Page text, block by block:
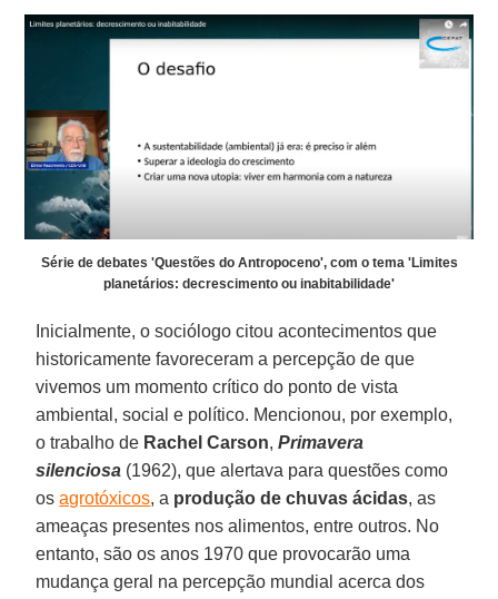
Série de debates 'Questões do Antropoceno', com o tema 'Limites
planetários: decrescimento ou inabitabilidade'
Inicialmente, o sociólogo citou acontecimentos que
historicamente favoreceram a percepção de que
vivemos um momento crítico do ponto de vista
ambiental, social e político. Mencionou, por exemplo,
o trabalho de Rachel Carson,Primavera
silenciosa (1962), que alertava para questões como
osagrotóxicos, a produção de chuvas ácidas, as
ameaças presentes nos alimentos, entre outros. No
entanto, são os anos 1970 que provocarão uma
mudança geral na percepção mundial acerca dos